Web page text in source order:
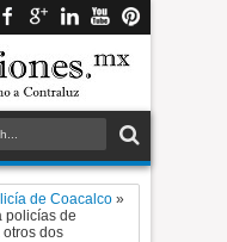
de Coacalco »
policías de
dos